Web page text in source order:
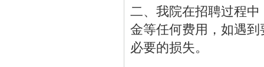
二、我院在招聘过程
金等任何费用，如遇
必要的损失。